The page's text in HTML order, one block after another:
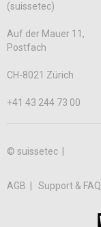
(suissetec)
Auf der Mauer 11,
Postfach
CH-8021 Zürich
+41 43 244 73 00
© suissetec |
AGB Support & FAQ